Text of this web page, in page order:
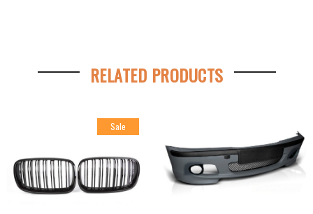
RELATED PRODUCTS
Sale